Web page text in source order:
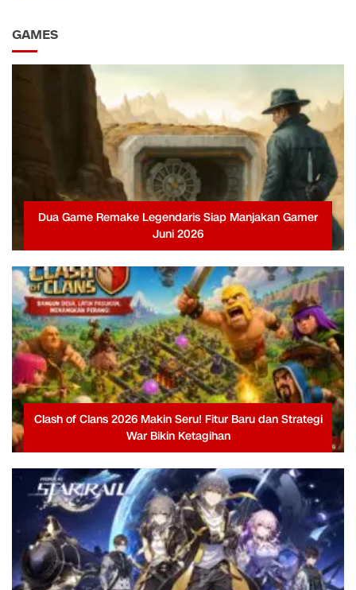
GAMES
Dua Game Remake Legendaris Siap Manjakan Gamer
Juni 2026
Clash of Clans 2026 Makin Seru! Fitur Baru dan Strategi
War Bikin Ketagihan